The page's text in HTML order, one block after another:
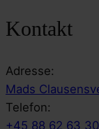
Kontakt
Adresse:
Mads
Telefon:
+45 88 62 63 30